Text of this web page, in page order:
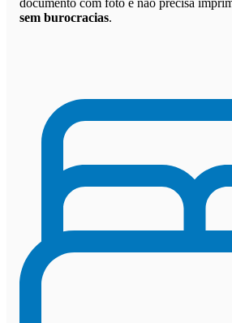
documento com foto e não precisa
sem burocracias.